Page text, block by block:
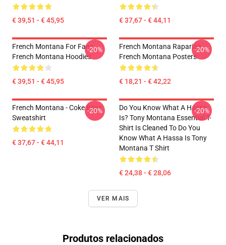
€ 39,51 - € 45,95 € 37,67 - € 44,11
French Montana For Fans
French Montana Hoodies
€ 39,51 - € 45,95
-20%
French Montana Rapariga
French Montana Posters
€ 18,21 - € 42,22
-20%
French Montana - Coke Boys
Sweatshirt
€ 37,67 - € 44,11
-20%
Do You Know What A Hassa
Is? Tony Montana Essential T-
Shirt Is Cleaned To Do You
Know What A Hassa Is Tony
Montana T Shirt
€ 24,38 - € 28,06
-20%
VER MAIS
Produtos relacionados